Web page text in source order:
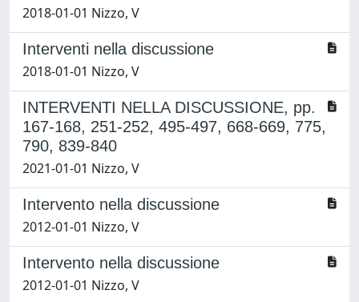
2018-01-01 Nizzo, V
Interventi nella discussione
2018-01-01 Nizzo, V
INTERVENTI NELLA DISCUSSIONE, pp.
167-168, 251-252, 495-497, 668-669, 775,
790, 839-840
2021-01-01 Nizzo, V
Intervento nella discussione
2012-01-01 Nizzo, V
Intervento nella discussione
2012-01-01 Nizzo, V